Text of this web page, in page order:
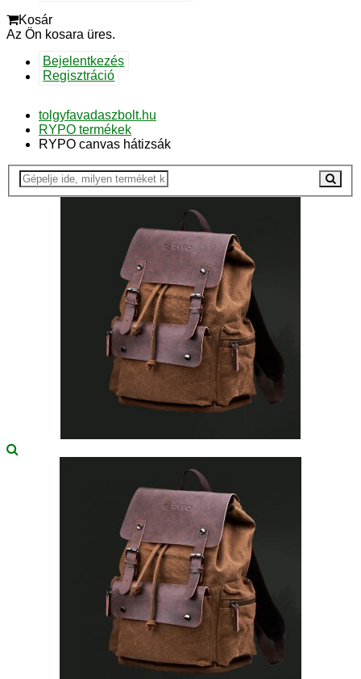
Kosár
Az Ön kosara üres.
Bejelentkezés
Regisztráció
tolgyfavadaszbolt.hu
RYPO termékek
RYPO canvas hátizsák